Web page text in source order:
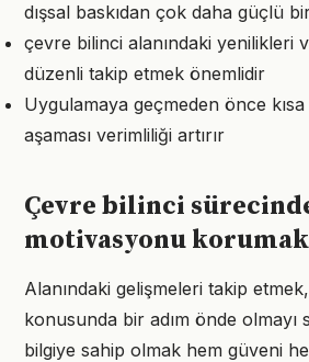
dışsal baskıdan çok daha güçlü
çevre bilinci alanındaki yenilikleri
düzenli takip etmek önemlidir
Uygulamaya geçmeden önce
aşaması verimliliği artırır
Çevre bilinci
motivasyonu korumak
Alanındaki gelişmeleri takip
konusunda bir adım önde olmayı
bilgiye sahip olmak hem güveni